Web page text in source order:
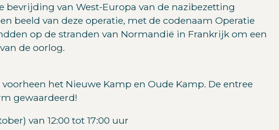
bevrijding van West-Europa van de nazibezetting
beeld van deze operatie, met de codenaam Operatie
op de stranden van Normandië in Frankrijk om een
de oorlog.
het Nieuwe Kamp en Oude Kamp. De entree
gewaardeerd!
van 12:00 tot 17:00 uur